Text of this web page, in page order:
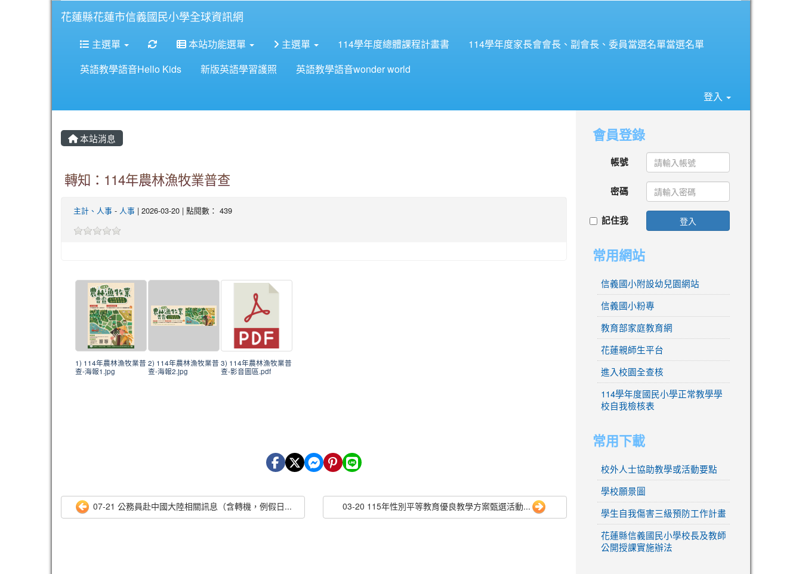
花蓮縣花蓮市信義國民小學全球資訊網
主選單 重新取得佈景設定
本站功能選單 主選單 114學年度總體課程計畫書
114學年度家長會會長、副會長、委員當選名單當選名單
英語教學語音Hello Kids
新版英語學習護照
英語教學語音wonder world
登入
本站消息
轉知：114年農林漁牧業普查
主計、人事 - 人事 | 2026-03-20 | 點閱數： 439
1) 114年農林漁牧業普
查-海報1.jpg
2) 114年農林漁牧業普
查-海報2.jpg
3) 114年農林漁牧業普
查-影音圖區.pdf
07-21 公務員赴中國大陸相關訊息（含轉機，例假日... 03-20 115年性別平等教育優良教學方案甄選活動...
會員登錄
帳號
密碼
記住我 登入
常用網站
信義國小附設幼兒園網站
信義國小粉專
教育部家庭教育網
花蓮親師生平台
進入校園全查核
114學年度國民小學正常教學學
校自我檢核表
常用下載
校外人士協助教學或活動要點
學校願景圖
學生自我傷害三級預防工作計畫
花蓮縣信義國民小學校長及教師
公開授課實施辦法